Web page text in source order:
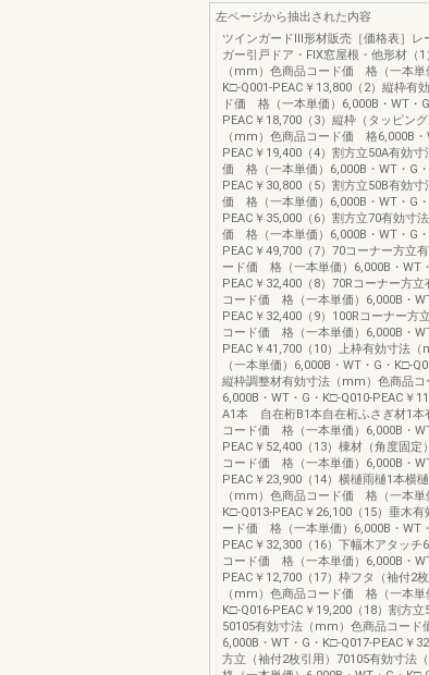
左ページから抽出された内容
ツインガードⅢ形材販売［価格表］レ
ガー引戸ドア・FIX窓屋根・他形材（
（mm）色商品コード価 格（一本単
K□-Q001-PEAC￥13,800（2）縦枠有
ド価 格（一本単価）6,000B・WT・
PEAC￥18,700（3）縦枠（タッピン
（mm）色商品コード価 格6,000B・
PEAC￥19,400（4）割方立50A有効
価 格（一本単価）6,000B・WT・G
PEAC￥30,800（5）割方立50B有効
価 格（一本単価）6,000B・WT・G
PEAC￥35,000（6）割方立70有効寸
価 格（一本単価）6,000B・WT・G
PEAC￥49,700（7）70コーナー方立
ード価 格（一本単価）6,000B・WT
PEAC￥32,400（8）70Rコーナー方
コード価 格（一本単価）6,000B・
PEAC￥32,400（9）100Rコーナー方
コード価 格（一本単価）6,000B・
PEAC￥41,700（10）上枠有効寸法
（一本単価）6,000B・WT・G・K□-
縦枠調整材有効寸法（mm）色商品
6,000B・WT・G・K□-Q010-PEAC￥
A1本 自在桁B1本自在桁ふさぎ材1
コード価 格（一本単価）6,000B・
PEAC￥52,400（13）棟材（角度固
コード価 格（一本単価）6,000B・
PEAC￥23,900（14）横樋雨樋1本横
（mm）色商品コード価 格（一本単
K□-Q013-PEAC￥26,100（15）垂木
ード価 格（一本単価）6,000B・WT
PEAC￥32,300（16）下幅木アタッ
コード価 格（一本単価）6,000B・
PEAC￥12,700（17）枠フタ（袖付2
（mm）色商品コード価 格（一本単
K□-Q016-PEAC￥19,200（18）割方立
50105有効寸法（mm）色商品コード
6,000B・WT・G・K□-Q017-PEAC￥
方立（袖付2枚引用）70105有効寸法